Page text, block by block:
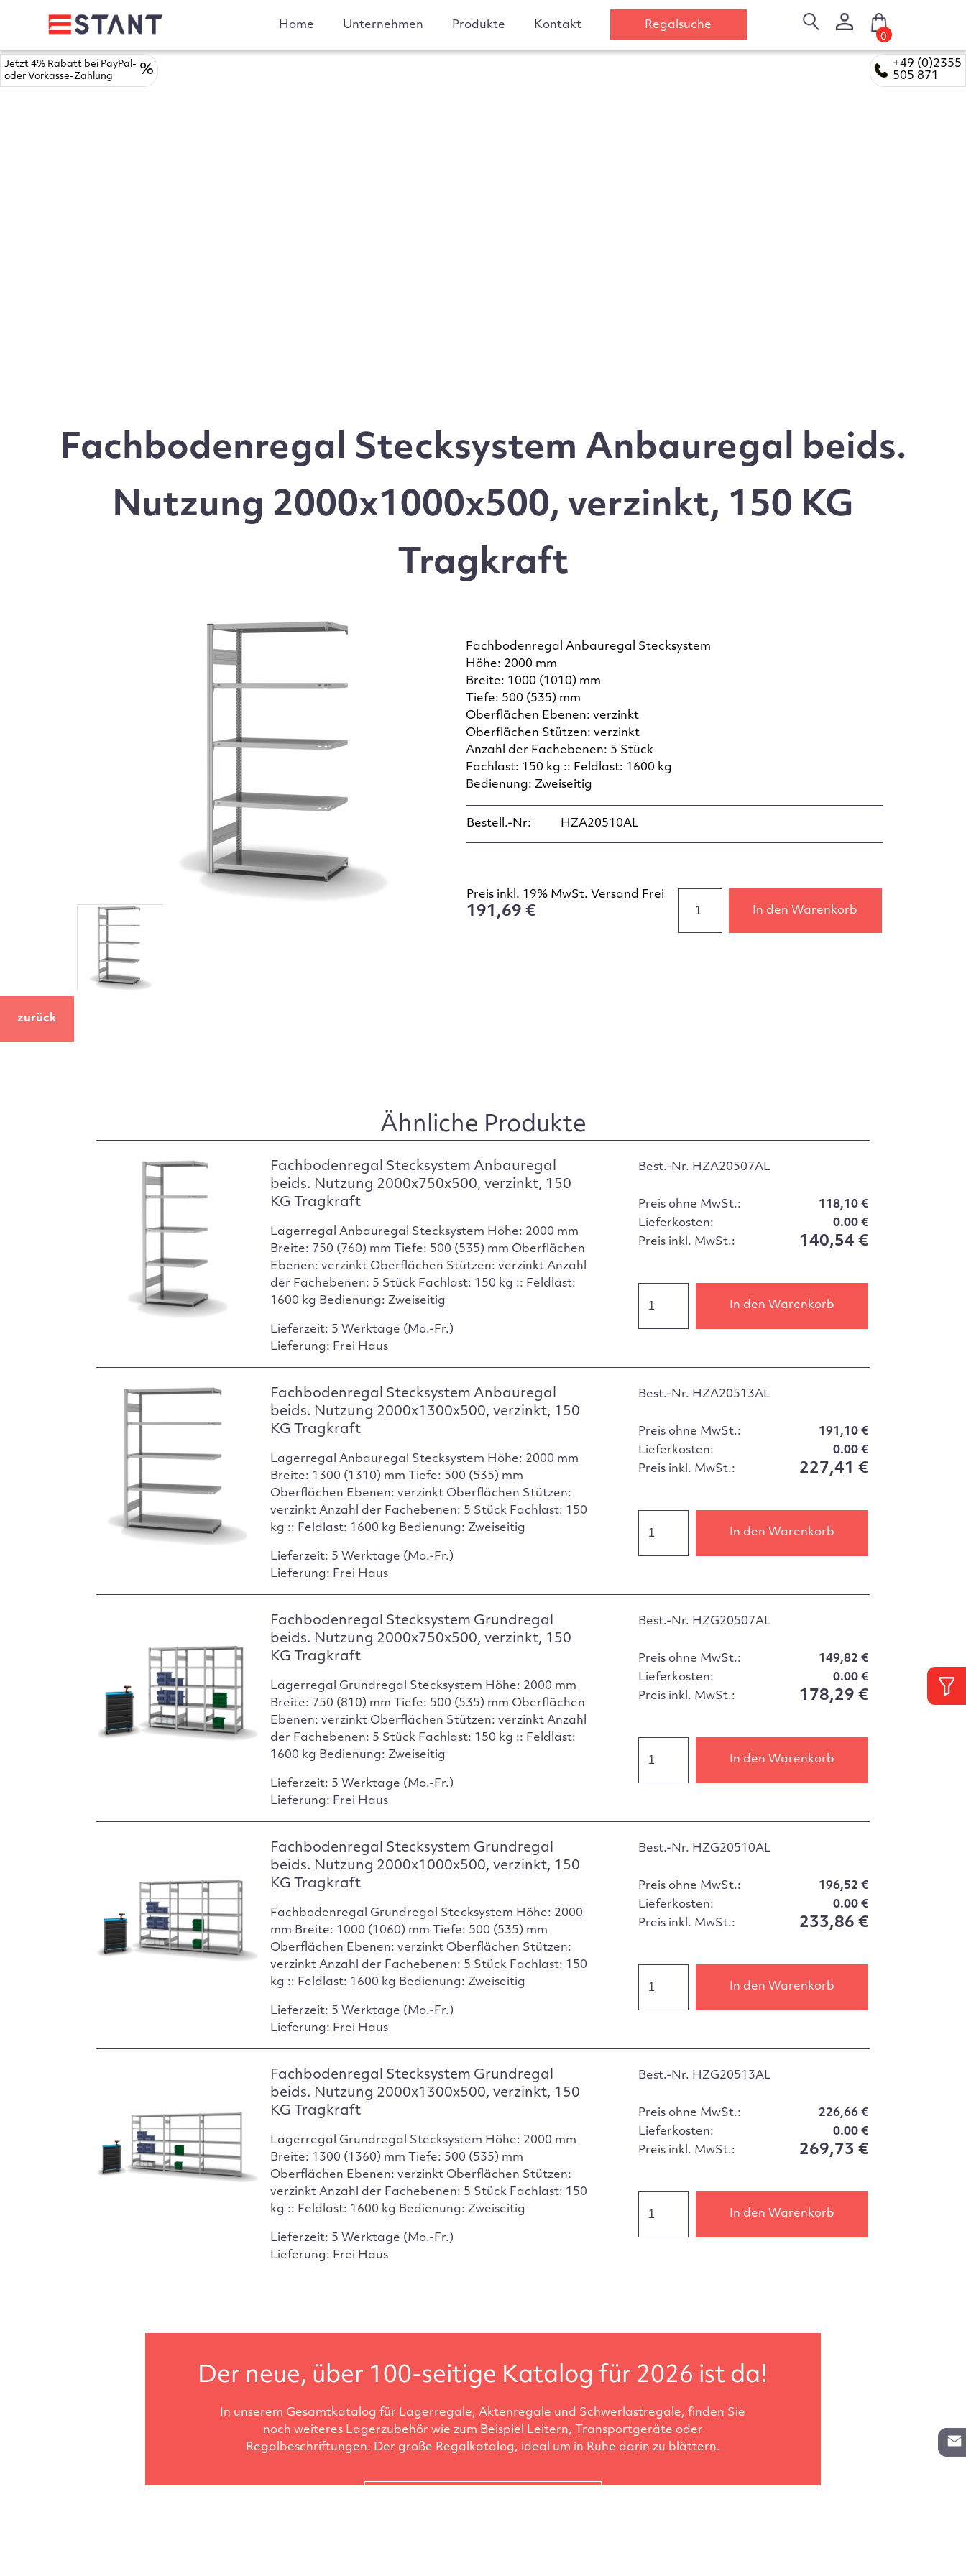
+49 (0)2355
505 871
Jetzt 4% Rabatt bei PayPal-
oder Vorkasse-Zahlung
%
Home Unternehmen Produkte Kontakt Regalsuche
0
Fachbodenregal Stecksystem Anbauregal beids.
Nutzung 2000x1000x500, verzinkt, 150 KG
Tragkraft
Fachbodenregal Anbauregal Stecksystem
Höhe: 2000 mm
Breite: 1000 (1010) mm
Tiefe: 500 (535) mm
Oberflächen Ebenen: verzinkt
Oberflächen Stützen: verzinkt
Anzahl der Fachebenen: 5 Stück
Fachlast: 150 kg :: Feldlast: 1600 kg
Bedienung: Zweiseitig
Bestell.-Nr: HZA20510AL
Preis inkl. 19% MwSt. Versand Frei
191,69 € In den Warenkorb
zurück
Ähnliche Produkte
Fachbodenregal Stecksystem Anbauregal
beids. Nutzung 2000x750x500, verzinkt, 150
KG Tragkraft
Lagerregal Anbauregal Stecksystem Höhe: 2000 mm
Breite: 750 (760) mm Tiefe: 500 (535) mm Oberflächen
Ebenen: verzinkt Oberflächen Stützen: verzinkt Anzahl
der Fachebenen: 5 Stück Fachlast: 150 kg :: Feldlast:
1600 kg Bedienung: Zweiseitig
Lieferzeit: 5 Werktage (Mo.-Fr.)
Lieferung: Frei Haus
Best.-Nr. HZA20507AL
Preis ohne MwSt.:
118,10 €
Lieferkosten:
0.00 €
Preis inkl. MwSt.:
140,54 €
In den Warenkorb
Fachbodenregal Stecksystem Anbauregal
beids. Nutzung 2000x1300x500, verzinkt, 150
KG Tragkraft
Lagerregal Anbauregal Stecksystem Höhe: 2000 mm
Breite: 1300 (1310) mm Tiefe: 500 (535) mm
Oberflächen Ebenen: verzinkt Oberflächen Stützen:
verzinkt Anzahl der Fachebenen: 5 Stück Fachlast: 150
kg :: Feldlast: 1600 kg Bedienung: Zweiseitig
Lieferzeit: 5 Werktage (Mo.-Fr.)
Lieferung: Frei Haus
Best.-Nr. HZA20513AL
Preis ohne MwSt.:
191,10 €
Lieferkosten:
0.00 €
Preis inkl. MwSt.:
227,41 €
In den Warenkorb
Fachbodenregal Stecksystem Grundregal
beids. Nutzung 2000x750x500, verzinkt, 150
KG Tragkraft
Lagerregal Grundregal Stecksystem Höhe: 2000 mm
Breite: 750 (810) mm Tiefe: 500 (535) mm Oberflächen
Ebenen: verzinkt Oberflächen Stützen: verzinkt Anzahl
der Fachebenen: 5 Stück Fachlast: 150 kg :: Feldlast:
1600 kg Bedienung: Zweiseitig
Lieferzeit: 5 Werktage (Mo.-Fr.)
Lieferung: Frei Haus
Best.-Nr. HZG20507AL
Preis ohne MwSt.:
149,82 €
Lieferkosten:
0.00 €
Preis inkl. MwSt.:
178,29 €
In den Warenkorb
Fachbodenregal Stecksystem Grundregal
beids. Nutzung 2000x1000x500, verzinkt, 150
KG Tragkraft
Fachbodenregal Grundregal Stecksystem Höhe: 2000
mm Breite: 1000 (1060) mm Tiefe: 500 (535) mm
Oberflächen Ebenen: verzinkt Oberflächen Stützen:
verzinkt Anzahl der Fachebenen: 5 Stück Fachlast: 150
kg :: Feldlast: 1600 kg Bedienung: Zweiseitig
Lieferzeit: 5 Werktage (Mo.-Fr.)
Lieferung: Frei Haus
Best.-Nr. HZG20510AL
Preis ohne MwSt.:
196,52 €
Lieferkosten:
0.00 €
Preis inkl. MwSt.:
233,86 €
In den Warenkorb
Fachbodenregal Stecksystem Grundregal
beids. Nutzung 2000x1300x500, verzinkt, 150
KG Tragkraft
Lagerregal Grundregal Stecksystem Höhe: 2000 mm
Breite: 1300 (1360) mm Tiefe: 500 (535) mm
Oberflächen Ebenen: verzinkt Oberflächen Stützen:
verzinkt Anzahl der Fachebenen: 5 Stück Fachlast: 150
kg :: Feldlast: 1600 kg Bedienung: Zweiseitig
Lieferzeit: 5 Werktage (Mo.-Fr.)
Lieferung: Frei Haus
Best.-Nr. HZG20513AL
Preis ohne MwSt.:
226,66 €
Lieferkosten:
0.00 €
Preis inkl. MwSt.:
269,73 €
In den Warenkorb
Der neue, über 100-seitige Katalog für 2026 ist da!
In unserem Gesamtkatalog für Lagerregale, Aktenregale und Schwerlastregale, finden Sie
noch weiteres Lagerzubehör wie zum Beispiel Leitern, Transportgeräte oder
Regalbeschriftungen. Der große Regalkatalog, ideal um in Ruhe darin zu blättern.